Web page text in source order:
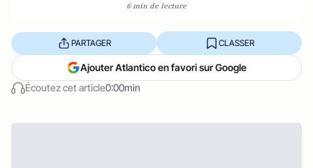
6 min de lecture
Écoutez cet article0:00min
PARTAGER CLASSER
Ajouter Atlantico en favori sur Google